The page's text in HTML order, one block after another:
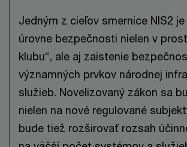
Jedným z cieľov smernice NIS2
úrovne bezpečnosti nielen v
klubu“, ale aj zaistenie
významných prvkov národnej
služieb. Novelizovaný zákon sa
nielen na nové regulované
bude tiež rozširovať rozsah